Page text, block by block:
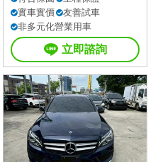
實車實價
友善試車
非多元化營業用車
立即諮詢